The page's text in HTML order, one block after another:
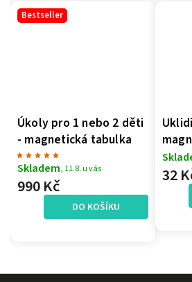
nebo 2 děti
tabulka
u vás
Uklidit koupelnu -
magnetka-butonek
, 11.8. u vás
32 Kč
DO KOŠÍKU